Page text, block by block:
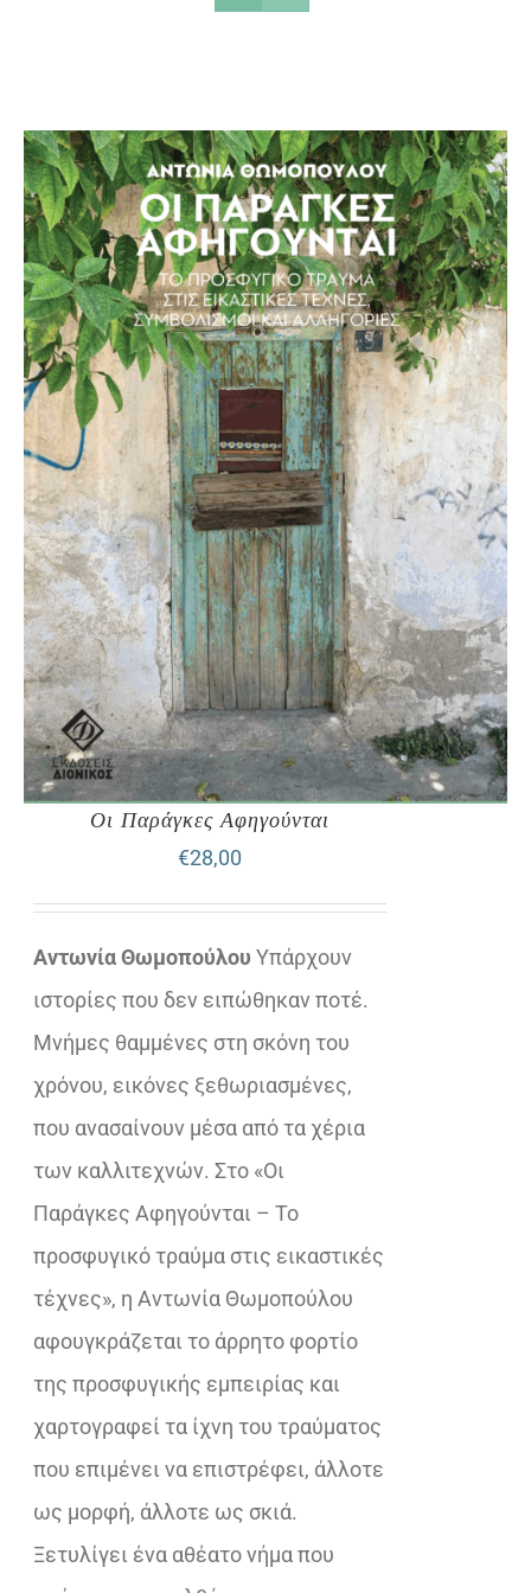
Οι Παράγκες Αφηγούνται
€28,00
Αντωνία Θωμοπούλου Υπάρχουν
ιστορίες που δεν ειπώθηκαν ποτέ.
Μνήμες θαμμένες στη σκόνη του
χρόνου, εικόνες ξεθωριασμένες,
που ανασαίνουν μέσα από τα χέρια
των καλλιτεχνών. Στο «Οι
Παράγκες Αφηγούνται – Το
προσφυγικό τραύμα στις εικαστικές
τέχνες», η Αντωνία Θωμοπούλου
αφουγκράζεται το άρρητο φορτίο
της προσφυγικής εμπειρίας και
χαρτογραφεί τα ίχνη του τραύματος
που επιμένει να επιστρέφει, άλλοτε
ως μορφή, άλλοτε ως σκιά.
Ξετυλίγει ένα αθέατο νήμα που